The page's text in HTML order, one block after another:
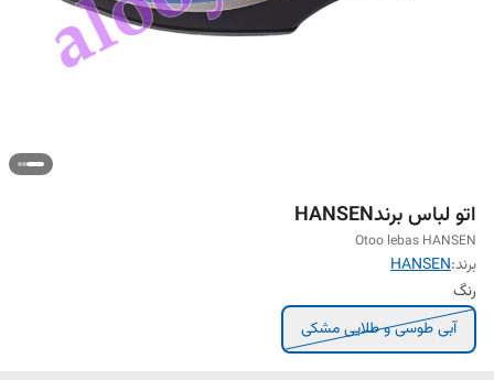
اتو لباس برندHANSEN
Otoo lebas HANSEN
برند:HANSEN
رنگ
آبی طوسی و طلایی مشکی